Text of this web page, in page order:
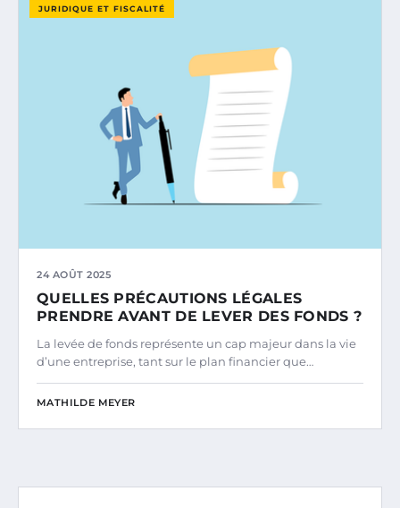
JURIDIQUE ET FISCALITÉ
24 AOÛT 2025
QUELLES PRÉCAUTIONS LÉGALES
PRENDRE AVANT DE LEVER DES FONDS ?
La levée de fonds représente un cap majeur dans la vie
d’une entreprise, tant sur le plan financier que…
MATHILDE MEYER